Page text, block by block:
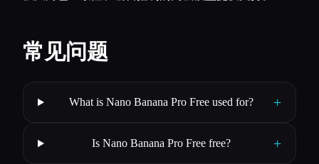
常见问题
What is Nano Banana Pro Free used for? +
Is Nano Banana Pro Free free? +